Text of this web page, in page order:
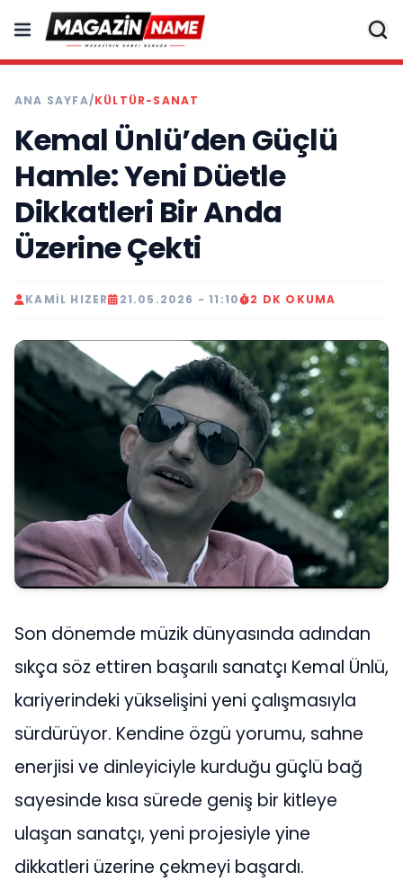
ANA SAYFA/KÜLTÜR-SANAT
Kemal Ünlü’den Güçlü
Hamle: Yeni Düetle
Dikkatleri Bir Anda
Üzerine Çekti
KAMIL HIZER 21.05.2026 - 11:10 2 DK OKUMA
Son dönemde müzik dünyasında adından
sıkça söz ettiren başarılı sanatçı Kemal Ünlü,
kariyerindeki yükselişini yeni çalışmasıyla
sürdürüyor. Kendine özgü yorumu, sahne
enerjisi ve dinleyiciyle kurduğu güçlü bağ
sayesinde kısa sürede geniş bir kitleye
ulaşan sanatçı, yeni projesiyle yine
dikkatleri üzerine çekmeyi başardı.